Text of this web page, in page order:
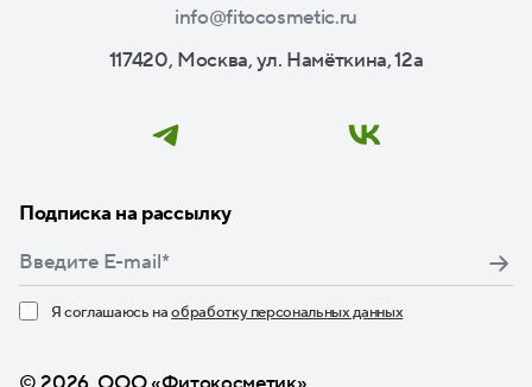
info@fitocosmetic.ru
117420, Москва, ул. Намёткина, 12а
Подписка на рассылку
Я соглашаюсь наобработку персональных данных